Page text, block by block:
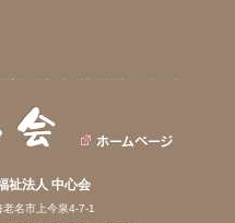
祉法人 中心会
名市上今泉4-7-1